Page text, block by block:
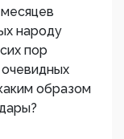
народу
пор
образом